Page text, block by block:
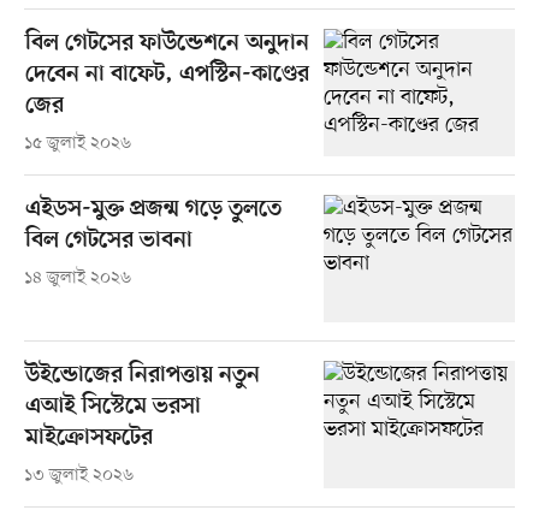
বিল গেটসের ফাউন্ডেশনে অনুদান
দেবেন না বাফেট, এপস্টিন-কাণ্ডের
জের
১৫ জুলাই ২০২৬
এইডস-মুক্ত প্রজন্ম গড়ে তুলতে
বিল গেটসের ভাবনা
১৪ জুলাই ২০২৬
উইন্ডোজের নিরাপত্তায় নতুন
এআই সিস্টেমে ভরসা
মাইক্রোসফটের
১৩ জুলাই ২০২৬